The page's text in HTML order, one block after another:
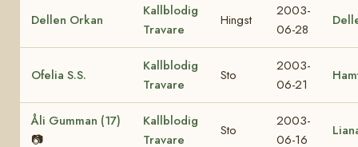
Dellen Orkan
Kallblodig
Travare
Hingst
2003-
06-28
Ofelia S.S.
Kallblodig
Travare
Sto
2003-
06-21
Åli Gumman (17)
📷
Kallblodig
Travare
Sto
2003-
06-16